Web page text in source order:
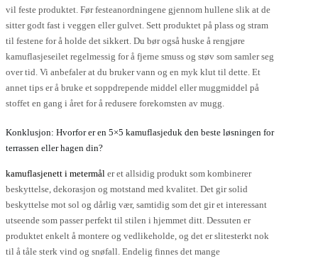
vil feste produktet. Før festeanordningene gjennom hullene slik at de
sitter godt fast i veggen eller gulvet. Sett produktet på plass og stram
til festene for å holde det sikkert. Du bør også huske å rengjøre
kamuflasjeseilet regelmessig for å fjerne smuss og støv som samler seg
over tid. Vi anbefaler at du bruker vann og en myk klut til dette. Et
annet tips er å bruke et soppdrepende middel eller muggmiddel på
stoffet en gang i året for å redusere forekomsten av mugg.
Konklusjon: Hvorfor er en 5×5 kamuflasjeduk den beste løsningen for
terrassen eller hagen din?
kamuflasjenett i metermål er et allsidig produkt som kombinerer
beskyttelse, dekorasjon og motstand med kvalitet. Det gir solid
beskyttelse mot sol og dårlig vær, samtidig som det gir et interessant
utseende som passer perfekt til stilen i hjemmet ditt. Dessuten er
produktet enkelt å montere og vedlikeholde, og det er slitesterkt nok
til å tåle sterk vind og snøfall. Endelig finnes det mange